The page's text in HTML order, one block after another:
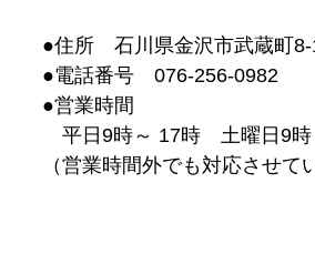
●住所 石川県金沢市武蔵町
●電話番号 076-256-0982
●営業時間
平日9時～ 17時 土曜日9時
（営業時間外でも対応させて